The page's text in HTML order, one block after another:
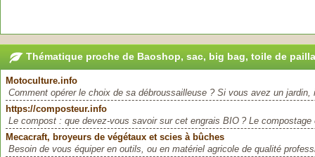
Thématique proche de Baoshop, sac, big bag, toile de
Motoculture.info
Comment opérer le choix de sa débroussailleuse ? Si vous avez un jardin,
https://composteur.info
Le compost : que devez-vous savoir sur cet engrais BIO ? Le
Mecacraft, broyeurs de végétaux et scies à bûches
Besoin de vous équiper en outils, ou en matériel agricole de qualité